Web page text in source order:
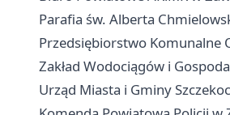
Parafia św. Alberta
Przedsiębiorstwo Komunalne
Zakład Wodociągów i
Urząd Miasta i Gminy